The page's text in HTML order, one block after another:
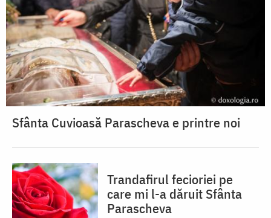
Sfânta Cuvioasă Parascheva e printre noi
Trandafirul fecioriei pe
care mi l-a dăruit Sfânta
Parascheva